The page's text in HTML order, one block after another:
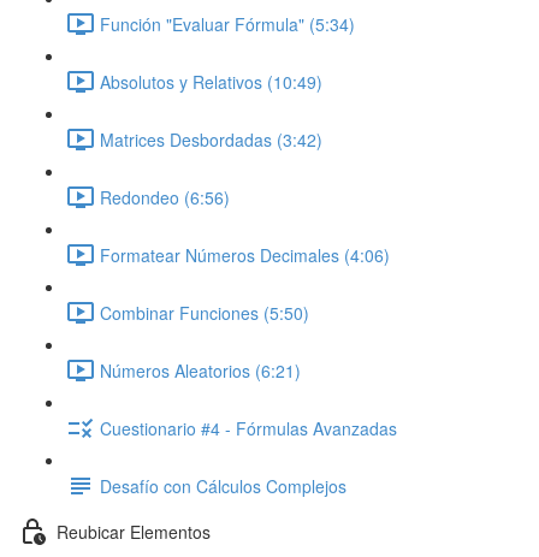
Función "Evaluar Fórmula" (5:34)
Absolutos y Relativos (10:49)
Matrices Desbordadas (3:42)
Redondeo (6:56)
Formatear Números Decimales (4:06)
Combinar Funciones (5:50)
Números Aleatorios (6:21)
Cuestionario #4 - Fórmulas Avanzadas
Desafío con Cálculos Complejos
Reubicar Elementos